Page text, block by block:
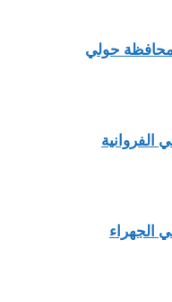
حولي
الجهراء